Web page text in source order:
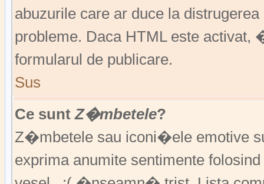
abuzurile care ar duce la
probleme. Daca HTML este
formularul de publicare.
Sus
Ce suntZ�mbetele?
Z�mbetele sau iconi�ele emotive
exprima anumite sentimente